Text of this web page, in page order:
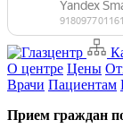
О центре Цены
Врачи Пациентам
Прием граждан